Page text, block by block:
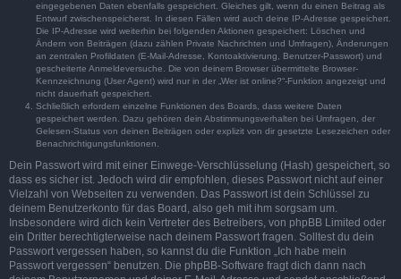
eingegebenen Daten ebenfalls gespeichert. Gleiches gilt, wenn du einen Beitrag als
Entwurf zwischenspeicherst. In diesen Fällen wird auch deine IP-Adresse gespeichert.
Die IP-Adresse wird weiterhin bei folgenden Aktionen gespeichert: Löschen und
Ändern von Beiträgen (dazu zählen Private Nachrichten und Umfragen), Änderungen
an zentralen Profildaten (E-Mail-Adresse, Kontoaktivierung, Benutzer-Passwort) und
gescheiterte Anmeldeversuche. Die von deinem Browser übermittelte Browser-
Kennzeichnung (User Agent) wird nur in der „Wer ist online?“-Funktion angezeigt und
nicht dauerhaft gespeichert.
Schließlich erfordern einzelne Funktionen des Boards, dass weitere Daten
gespeichert werden. Dazu gehören dein Abstimmungsverhalten bei Umfragen, der
Gelesen-Status von deinen Beiträgen oder explizit von dir gesetzte Lesezeichen oder
Benachrichtigungsfunktionen.
Dein Passwort wird mit einer Einwege-Verschlüsselung (Hash) gespeichert, so
dass es sicher ist. Jedoch wird dir empfohlen, dieses Passwort nicht auf einer
Vielzahl von Webseiten zu verwenden. Das Passwort ist dein Schlüssel zu
deinem Benutzerkonto für das Board, also geh mit ihm sorgsam um.
Insbesondere wird dich kein Vertreter des Betreibers, von phpBB Limited oder
ein Dritter berechtigterweise nach deinem Passwort fragen. Solltest du dein
Passwort vergessen haben, so kannst du die Funktion „Ich habe mein
Passwort vergessen“ benutzen. Die phpBB-Software fragt dich dann nach